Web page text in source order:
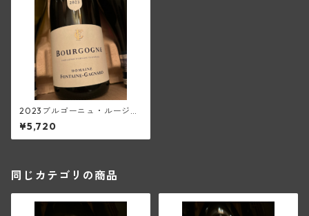
2023ブルゴーニュ・ルージュ
(フォンテーヌ・ガニャール)
¥5,720
同じカテゴリの商品